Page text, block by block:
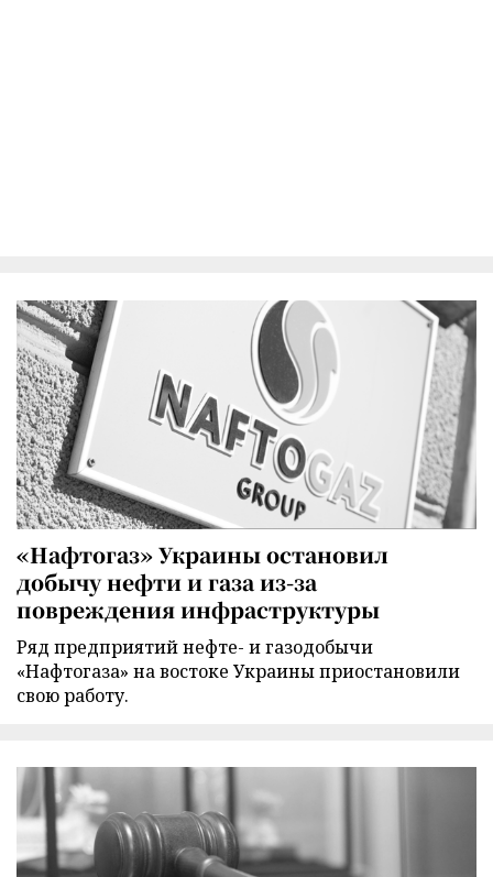
«Нафтогаз» Украины остановил
добычу нефти и газа из-за
повреждения инфраструктуры
Ряд предприятий нефте- и газодобычи
«Нафтогаза» на востоке Украины приостановили
свою работу.